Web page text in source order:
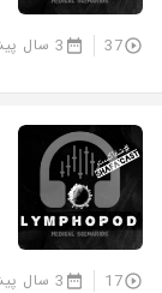
37 3 سال پیش
17 3 سال پیش